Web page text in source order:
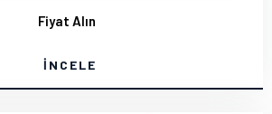
Fiyat Alın
İNCELE